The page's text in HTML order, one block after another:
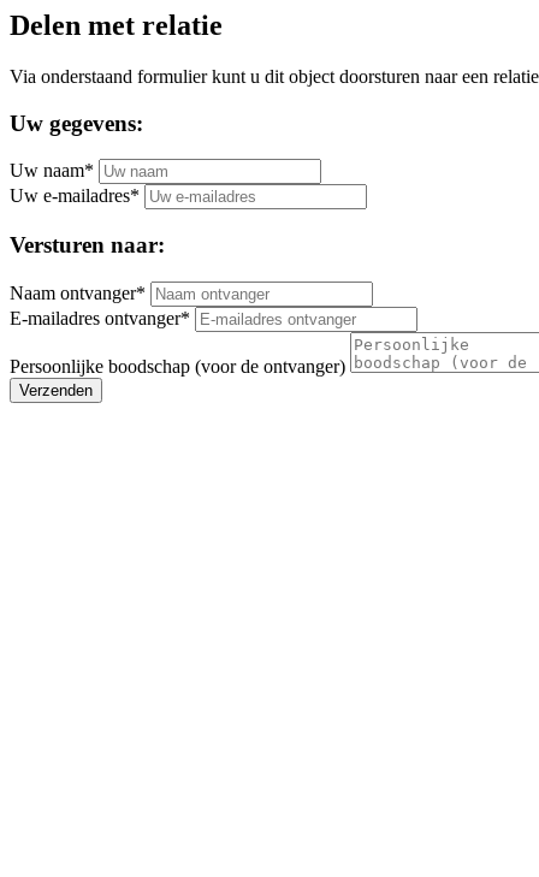
Delen met relatie
Via onderstaand formulier kunt u dit object doorsturen naar een
Uw gegevens:
Uw naam*
Uw e-mailadres*
Versturen naar:
Naam ontvanger*
E-mailadres ontvanger*
Persoonlijke boodschap (voor de ontvanger)
Verzenden